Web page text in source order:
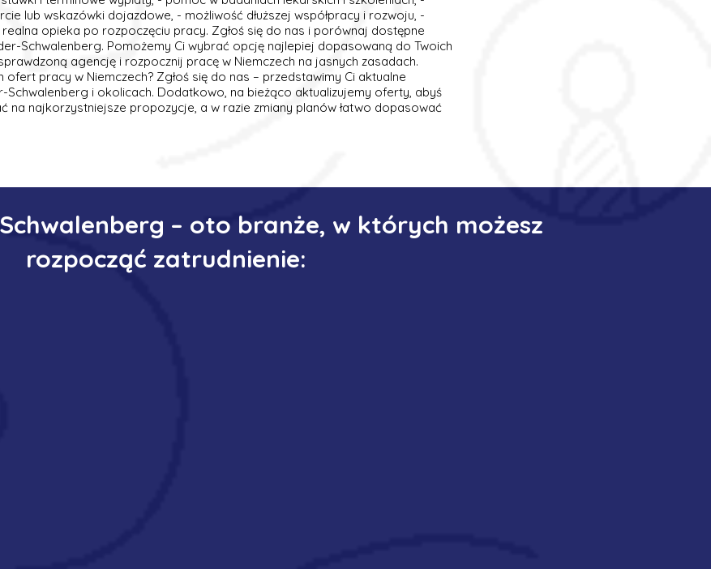
lub wskazówki dojazdowe, - możliwość dłuższej współpracy i rozwoju, -
opieka po rozpoczęciu pracy. Zgłoś się do nas i porównaj dostępne
Schwalenberg. Pomożemy Ci wybrać opcję najlepiej dopasowaną do Twoich
agencję i rozpocznij pracę w Niemczech na jasnych zasadach.
ofert pracy w Niemczech? Zgłoś się do nas – przedstawimy Ci aktualne
Schwalenberg i okolicach. Dodatkowo, na bieżąco aktualizujemy oferty, abyś
na najkorzystniejsze propozycje, a w razie zmiany planów łatwo dopasować
– oto branże, w których możesz
rozpocząć zatrudnienie: